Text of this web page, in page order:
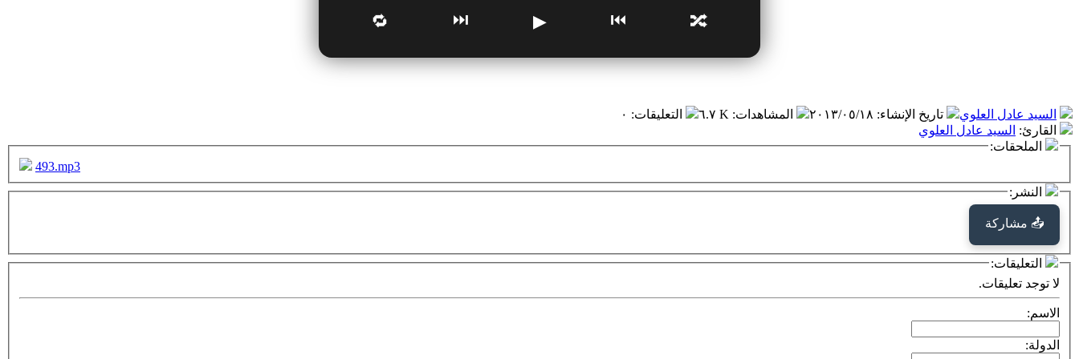
🔀
⏮
▶
⏭
🔁
السيد عادل العلوي تاريخ الإنشاء: ٢٠١٣/٠٥/١٨ المشاهدات: ٦.٧ K التعليقات: ٠
القارئ: السيد عادل العلوي
الملحقات:
493.mp3
النشر:
📤 مشاركة
التعليقات:
لا توجد تعليقات.
الاسم:
الدولة: